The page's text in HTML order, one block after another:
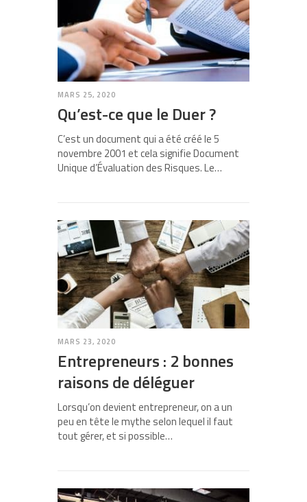
MARS 25, 2020
Qu’est-ce que le Duer ?
C’est un document qui a été créé le 5
novembre 2001 et cela signifie Document
Unique d’Évaluation des Risques. Le…
MARS 23, 2020
Entrepreneurs : 2 bonnes
raisons de déléguer
Lorsqu’on devient entrepreneur, on a un
peu en tête le mythe selon lequel il faut
tout gérer, et si possible…